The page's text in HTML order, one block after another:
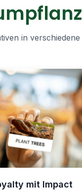
in
mit Impact